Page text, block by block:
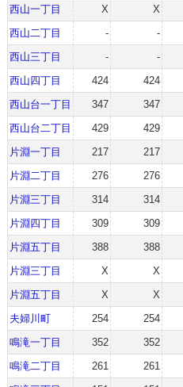
西山一丁目
X X
西山二丁目
- -
西山三丁目
- -
西山四丁目
424 424
西山台一丁目
347 347
西山台二丁目
429 429
片淵一丁目
217 217
片淵二丁目
276 276
片淵三丁目
314 314
片淵四丁目
309 309
片淵五丁目
388 388
片淵三丁目
X X
片淵五丁目
X X
夫婦川町
254 254
鳴滝一丁目
352 352
鳴滝二丁目
261 261